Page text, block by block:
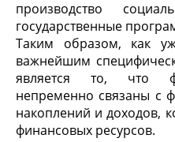
производство
государственные
Таким образом, как
важнейшим
является то, что
непременно связаны с
накоплений и доходов,
финансовых ресурсов.